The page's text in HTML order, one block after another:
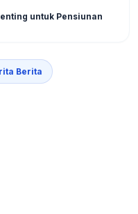
untuk Pensiunan
Berita